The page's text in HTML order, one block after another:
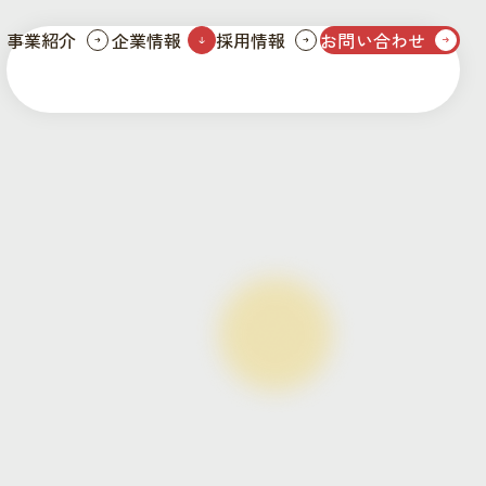
事業紹介 企業情報 採用情報 お問い合わせ